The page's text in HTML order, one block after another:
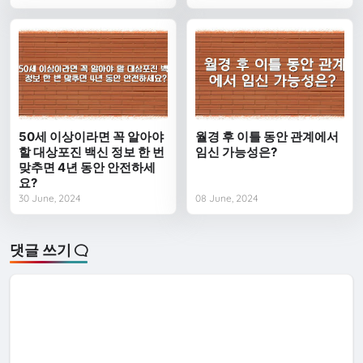
50세 이상이라면 꼭 알아야
할 대상포진 백신 정보 한 번
맞추면 4년 동안 안전하세
요?
30 June, 2024
월경 후 이틀 동안 관계에서
임신 가능성은?
08 June, 2024
댓글 쓰기